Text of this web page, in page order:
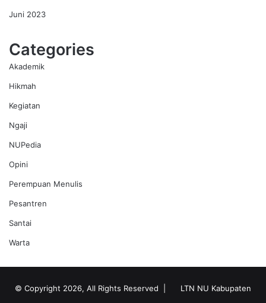
Juni 2023
Categories
Akademik
Hikmah
Kegiatan
Ngaji
NUPedia
Opini
Perempuan Menulis
Pesantren
Santai
Warta
© Copyright 2026, All Rights Reserved |
LTN NU Kabupaten